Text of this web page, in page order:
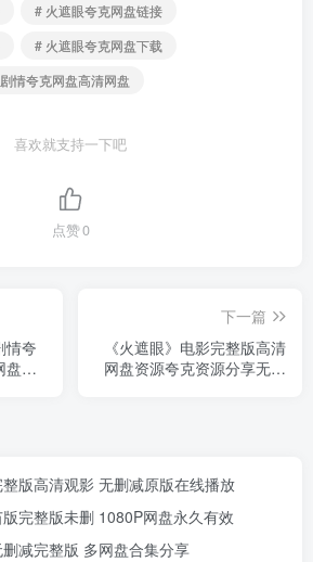
# 火遮眼夸克网盘链接
# 火遮眼夸克网盘下载
情夸克网盘高清网盘
喜欢就支持一下吧
点赞0
情夸
盘资
下一篇
《火遮眼》电影完整版高清
网盘资源夸克资源分享无删
版高清观影 无删减原版在线播放
完整版未删 1080P网盘永久有效
减完整版 多网盘合集分享